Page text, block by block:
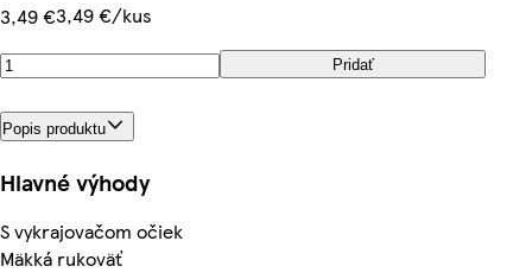
3,49 €3,49 €/kus
Pridať
Popis produktu
Hlavné výhody
S vykrajovačom očiek
Mäkká rukoväť